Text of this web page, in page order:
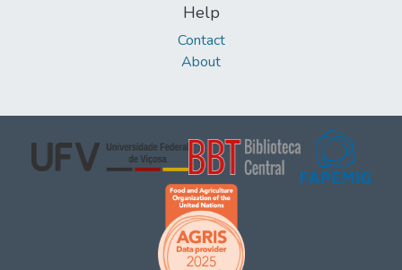
Help
Contact
About